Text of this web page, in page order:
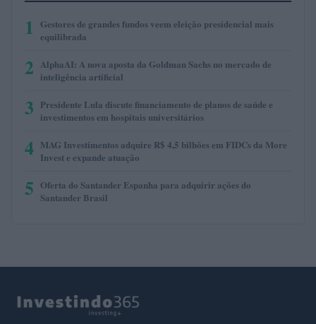
1
Gestores de grandes fundos veem eleição presidencial mais
equilibrada
2 AlphaAI: A nova aposta da Goldman Sachs no mercado de
inteligência artificial
3 Presidente Lula discute financiamento de planos de saúde e
investimentos em hospitais universitários
4 MAG Investimentos adquire R$ 4,5 bilhões em FIDCs da More
Invest e expande atuação
5 Oferta do Santander Espanha para adquirir ações do
Santander Brasil